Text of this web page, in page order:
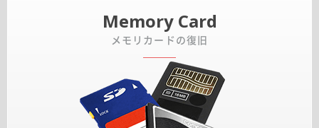
Memory Card
メモリカードの復旧